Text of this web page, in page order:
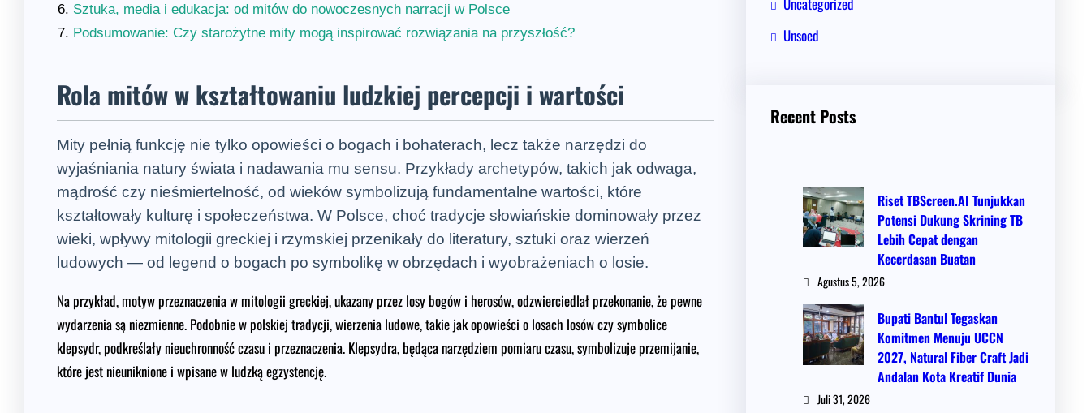
Sztuka, media i edukacja: od mitów do nowoczesnych narracji w Polsce
Podsumowanie: Czy starożytne mity mogą inspirować rozwiązania na przyszłość?
Rola mitów w kształtowaniu ludzkiej percepcji i wartości
Mity pełnią funkcję nie tylko opowieści o bogach i bohaterach, lecz także narzędzi do
wyjaśniania natury świata i nadawania mu sensu. Przykłady archetypów, takich jak odwaga,
mądrość czy nieśmiertelność, od wieków symbolizują fundamentalne wartości, które
kształtowały kulturę i społeczeństwa. W Polsce, choć tradycje słowiańskie dominowały przez
wieki, wpływy mitologii greckiej i rzymskiej przenikały do literatury, sztuki oraz wierzeń
ludowych — od legend o bogach po symbolikę w obrzędach i wyobrażeniach o losie.
Na przykład, motyw przeznaczenia w mitologii greckiej, ukazany przez losy bogów i herosów, odzwierciedlał przekonanie, że pewne
wydarzenia są niezmienne. Podobnie w polskiej tradycji, wierzenia ludowe, takie jak opowieści o losach losów czy symbolice
klepsydr, podkreślały nieuchronność czasu i przeznaczenia. Klepsydra, będąca narzędziem pomiaru czasu, symbolizuje przemijanie,
które jest nieuniknione i wpisane w ludzką egzystencję.
Unsoed
Recent Posts
Riset TBScreen.AI Tunjukkan
Potensi Dukung Skrining TB
Lebih Cepat dengan
Kecerdasan Buatan
Agustus 5, 2026
Bupati Bantul Tegaskan
Komitmen Menuju UCCN
2027, Natural Fiber Craft Jadi
Andalan Kota Kreatif Dunia
Juli 31, 2026